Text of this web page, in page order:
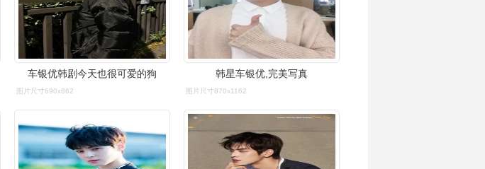
车银优韩剧今天也很可爱的狗
图片尺寸690x862
韩星车银优,完美写真
图片尺寸870x1162